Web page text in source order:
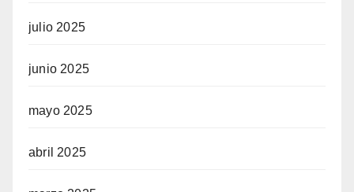
julio 2025
junio 2025
mayo 2025
abril 2025